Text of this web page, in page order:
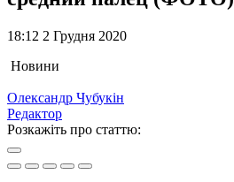
18:12 2 Грудня 2020
Новини
Олександр Чубукін
Редактор
Розкажіть про статтю: